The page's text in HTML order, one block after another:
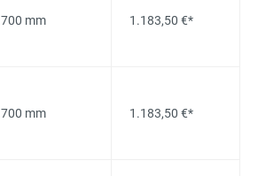
700 mm 1.183,50 €*
700 mm 1.183,50 €*